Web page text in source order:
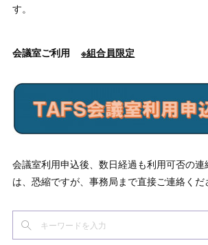
す。
会議室ご利用※組合員限定
会議室利用申込後、数日経過も利用可否の
は、恐縮ですが、事務局まで直接ご連絡くだ